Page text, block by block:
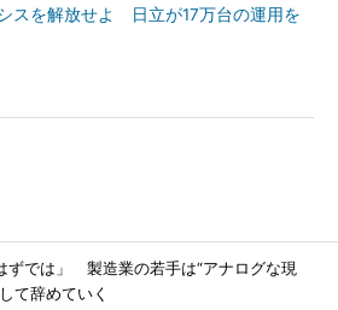
スを解放せよ 日立が17万台の運用を
ずでは」 製造業の若手は“アナログな現
て辞めていく